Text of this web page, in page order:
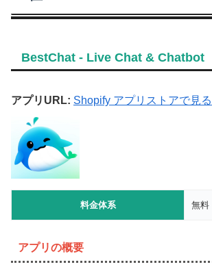
BestChat ‑ Live Chat & Chatbot
アプリURL: Shopify アプリストアで見る
料金体系 無料
アプリの概要